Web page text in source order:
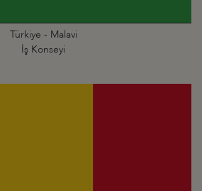
Türkiye - Malavi
İş Konseyi